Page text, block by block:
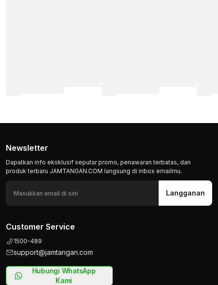
Newsletter
Dapatkan info eksklusif seputar promo, penawaran terbatas, dan
produk terbaru JAMTANGAN.COM langsung di inbox emailmu.
Langganan
Customer Service
1500-489
support@jamtangan.com
Hubungi WhatsApp
Kami